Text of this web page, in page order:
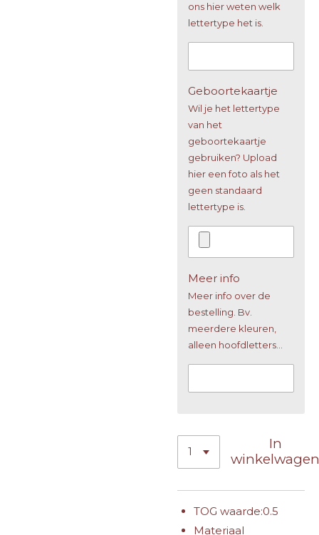
ons hier weten welk
lettertype het is.
Geboortekaartje
Wil je het lettertype
van het
geboortekaartje
gebruiken? Upload
hier een foto als het
geen standaard
lettertype is.
Meer info
Meer info over de
bestelling. Bv.
meerdere kleuren,
alleen hoofdletters...
In
TOG waarde:0.5
Materiaal